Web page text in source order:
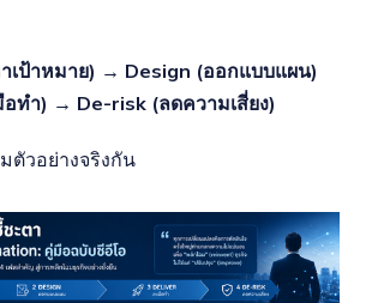
เป้าหมาย) → Design (ออกแบบแผน)
ทำ) → De-risk (ลดความเสี่ยง)
ตัวอย่างจริงกัน